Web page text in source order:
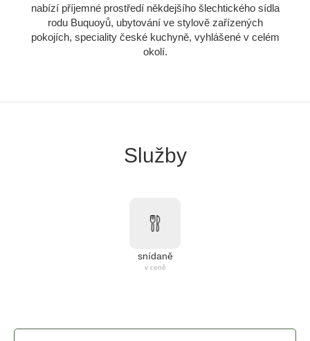
nabízí příjemné prostředí někdejšího šlechtického sídla
rodu Buquoyů, ubytování ve stylově zařízených
pokojích, speciality české kuchyně, vyhlášené v celém
okolí.
Služby
snídaně
v ceně